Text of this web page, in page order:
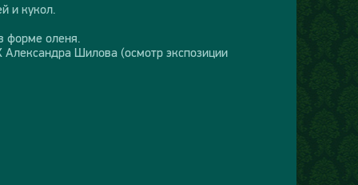
и кукол.
форме оленя.
Шилова (осмотр экспозиции